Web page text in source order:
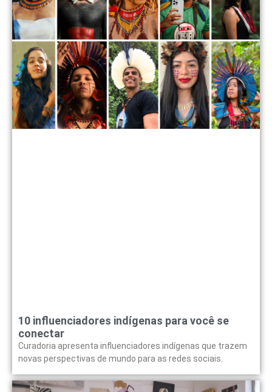
10 influenciadores indígenas para você se
conectar
Curadoria apresenta influenciadores indígenas que trazem
novas perspectivas de mundo para as redes sociais.